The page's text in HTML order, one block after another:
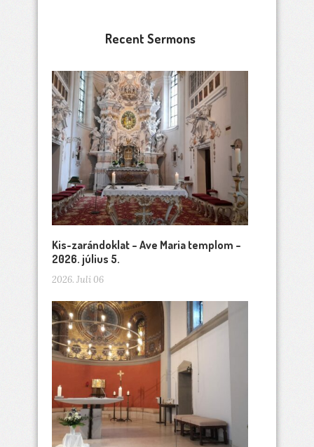
Recent Sermons
Kis-zarándoklat – Ave Maria templom –
2026. július 5.
2026. Juli 06